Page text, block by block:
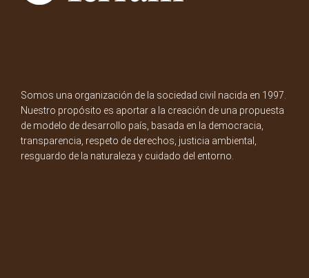
Somos una organización de la sociedad civil nacida en 1997.
Nuestro propósito es aportar a la creación de una propuesta
de modelo de desarrollo país, basada en la democracia,
transparencia, respeto de derechos, justicia ambiental,
resguardo de la naturaleza y cuidado del entorno.